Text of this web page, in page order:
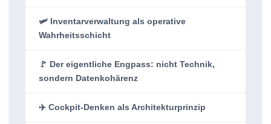
🛩️ Inventarverwaltung als operative
Wahrheitsschicht
🚩 Der eigentliche Engpass: nicht Technik,
sondern Datenkohärenz
✈️ Cockpit-Denken als Architekturprinzip